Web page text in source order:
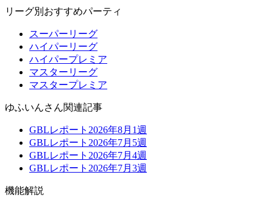
リーグ別おすすめパーティ
スーパーリーグ
ハイパーリーグ
ハイパープレミア
マスターリーグ
マスタープレミア
ゆふいんさん関連記事
GBLレポート2026年8月1週
GBLレポート2026年7月5週
GBLレポート2026年7月4週
GBLレポート2026年7月3週
機能解説